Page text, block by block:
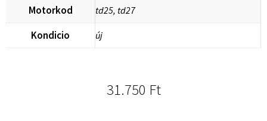
Motorkod td25, td27
Kondicio új
31.750 Ft